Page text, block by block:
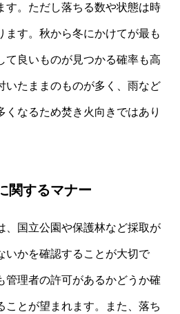
す。ただし落ちる数や状態は時
ます。秋から冬にかけてが最も
て良いものが見つかる確率も高
いたままのものが多く、雨など
くなるため焚き火向きではあり
関するマナー
、国立公園や保護林など採取が
いかを確認することが大切で
管理者の許可があるかどうか確
ことが望まれます。また、落ち